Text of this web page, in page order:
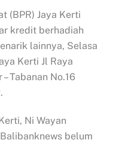
(BPR) Jaya Kerti
kredit berhadiah
lainnya, Selasa
Kerti Jl Raya
Tabanan No.16
Ni Wayan
belum